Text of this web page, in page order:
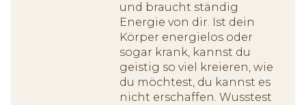
und braucht ständig
Energie von dir. Ist dein
Körper energielos oder
sogar krank, kannst du
geistig so viel kreieren, wie
du möchtest, du kannst es
nicht erschaffen. Wusstest